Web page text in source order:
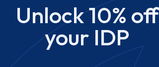
Unlock 10% off
your IDP